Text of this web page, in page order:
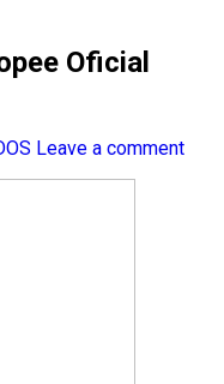
Oficial
Leave a comment